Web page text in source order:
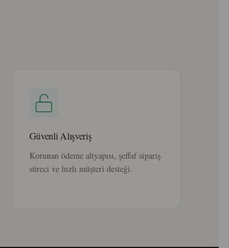
Güvenli Alışveriş
Korunan ödeme altyapısı, şeffaf sipariş
süreci ve hızlı müşteri desteği.